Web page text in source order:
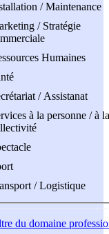
/ Maintenance
/ Stratégie
Humaines
/ Assistanat
à la personne / à la
/ Logistique
du domaine